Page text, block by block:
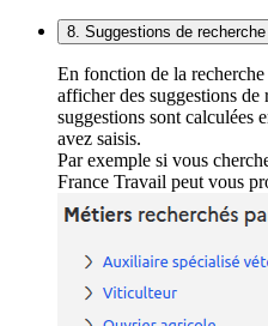
8. Suggestions de recherche
En fonction de la
afficher des suggestions de
suggestions sont calculées
avez saisis.
Par exemple si vous
France Travail peut vous